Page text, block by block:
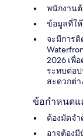
พนักงาน
ข้อมูลที่ใ
จะมีการติ
2026 เพื่
ระทบต่อ
สะดวกต่า
ข้อกำหนดแ
ต้องมัดจำ
อาจต้อง